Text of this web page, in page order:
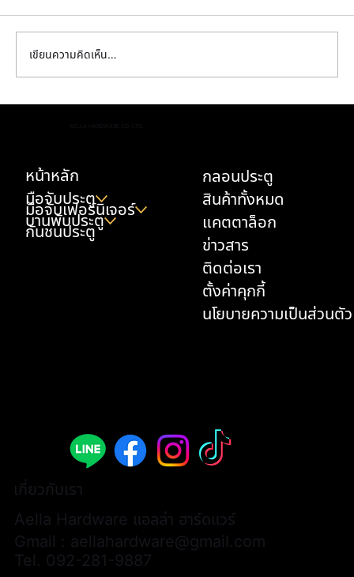
เขียนความคิดเห็น…
หน้าหลัก
มือจับประตู
มือจับเฟอร์นิเจอร์
บานพับประตู
กันชนประตู
กลอนประตู
สินค้าทั้งหมด
แคตตาล็อก
ข่าวสาร
ติดต่อเรา
ตั้งค่าคุกกี้
นโยบายความเป็นส่วนตัว
เกี่ยวกับเรา
Aella Hardware แอลล่า ฮาร์ดแวร์
Gmail : aellahardware@gmail.com
Tel. 092-281-9887